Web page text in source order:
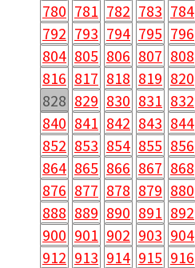
780 781 782 783 784
792 793 794 795 796
804 805 806 807 808
816 817 818 819 820
828 829 830 831 832
840 841 842 843 844
852 853 854 855 856
864 865 866 867 868
876 877 878 879 880
888 889 890 891 892
900 901 902 903 904
912 913 914 915 916